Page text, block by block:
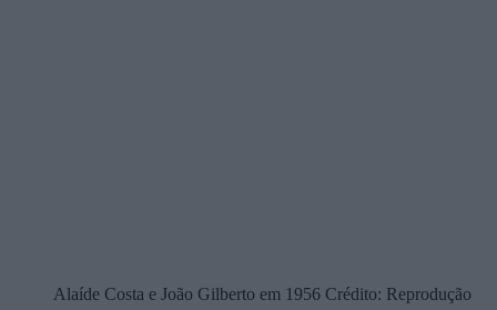
Alaíde Costa e João Gilberto em 1956 Crédito: Reprodução